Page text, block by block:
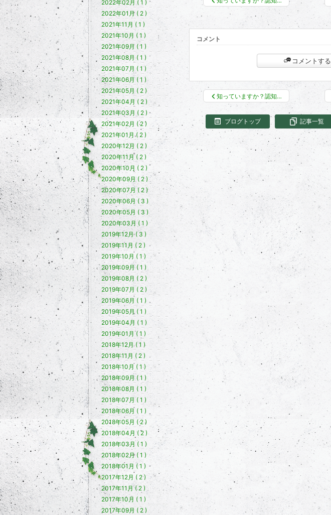
コメント
コメントする
知っていますか？認知…
ブログトップ 記事一覧
2022年02月 ( 1 )
2022年01月 ( 2 )
2021年11月 ( 1 )
2021年10月 ( 1 )
2021年09月 ( 1 )
2021年08月 ( 1 )
2021年07月 ( 1 )
2021年06月 ( 1 )
2021年05月 ( 2 )
2021年04月 ( 2 )
2021年03月 ( 2 )
2021年02月 ( 2 )
2021年01月 ( 2 )
2020年12月 ( 2 )
2020年11月 ( 2 )
2020年10月 ( 2 )
2020年09月 ( 2 )
2020年07月 ( 2 )
2020年06月 ( 3 )
2020年05月 ( 3 )
2020年03月 ( 1 )
2019年12月 ( 3 )
2019年11月 ( 2 )
2019年10月 ( 1 )
2019年09月 ( 1 )
2019年08月 ( 2 )
2019年07月 ( 2 )
2019年06月 ( 1 )
2019年05月 ( 1 )
2019年04月 ( 1 )
2019年01月 ( 1 )
2018年12月 ( 1 )
2018年11月 ( 2 )
2018年10月 ( 1 )
2018年09月 ( 1 )
2018年08月 ( 1 )
2018年07月 ( 1 )
2018年06月 ( 1 )
2018年05月 ( 2 )
2018年04月 ( 2 )
2018年03月 ( 1 )
2018年02月 ( 1 )
2018年01月 ( 1 )
2017年12月 ( 2 )
2017年11月 ( 2 )
2017年10月 ( 1 )
2017年09月 ( 2 )